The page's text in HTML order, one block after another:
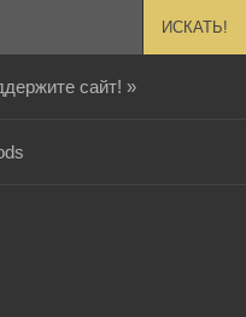
ИСКАТЬ!
сайт! »